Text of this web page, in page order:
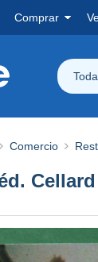
Comprar
Comercio